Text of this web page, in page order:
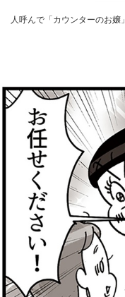
人呼んで「カウンターのお嬢」